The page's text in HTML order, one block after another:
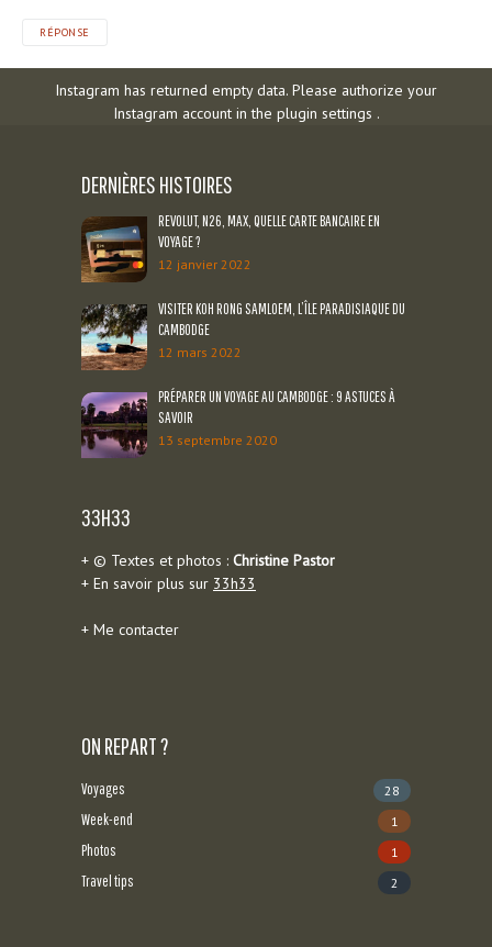
RÉPONSE
Instagram has returned empty data. Please authorize your
Instagram account in the plugin settings .
DERNIÈRES HISTOIRES
REVOLUT, N26, MAX, QUELLE CARTE BANCAIRE EN
VOYAGE ?
12 janvier 2022
VISITER KOH RONG SAMLOEM, L’ÎLE PARADISIAQUE DU
CAMBODGE
12 mars 2022
PRÉPARER UN VOYAGE AU CAMBODGE : 9 ASTUCES À
SAVOIR
13 septembre 2020
33H33
+ © Textes et photos : Christine Pastor
+ En savoir plus sur 33h33
+ Me contacter
ON REPART ?
Voyages 28
Week-end 1
Photos 1
Travel tips 2